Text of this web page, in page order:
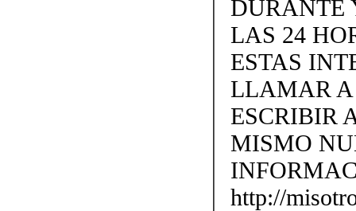
DURANTE
LAS 24
ESTAS
LLAMAR A
ESCRIBIR
MISMO
http://